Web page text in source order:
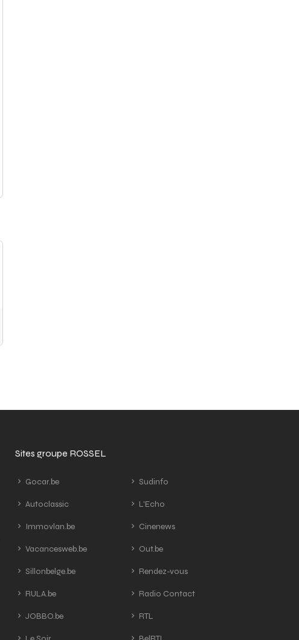
Sites groupe ROSSEL
Gocar.be
Autoclassic
Immovlan.be
Vacancesweb.be
Sillonbelge.be
RULA.be
JOBBO.be
Sudinfo
L'Echo
Cinenews
Out.be
Rendez-vous
Radio Contact
RTL